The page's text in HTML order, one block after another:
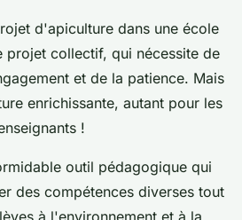
d'apiculture dans une école
projet collectif, qui nécessite de
et de la patience. Mais
enrichissante, autant pour les
!
outil pédagogique qui
des compétences diverses tout